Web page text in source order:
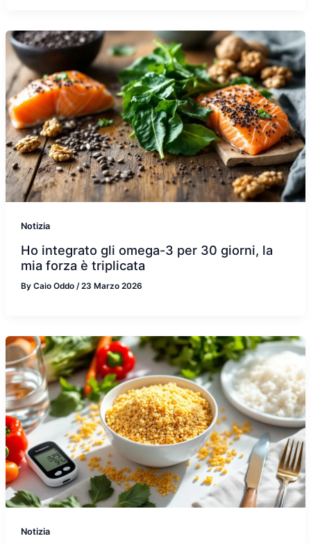
Notizia
Ho integrato gli omega-3 per 30 giorni, la
mia forza è triplicata
By Caio Oddo /23 Marzo 2026
Notizia